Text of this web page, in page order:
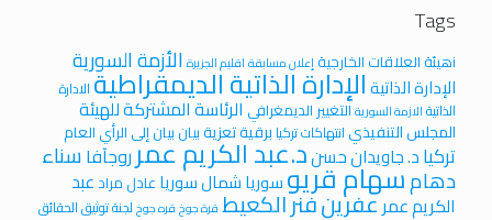
Tags
iهيئة العلاقات الخارجية إعلان مسابقة اقليم الجزيرة الأزمة السورية
الإدارة الذاتيةالإدارة الذاتية الديمقراطيةالادارة
الذاتية الازمة السوريةالتغيير الديمغرافي الرئاسة المشتركة للهيئة
المجلس التنفيذيانتهاكات تركيا برقية تعزيةبيان بيان إلى الرأي العام
تركياد. جاويدان حسند.عبد الكريم عمرروجآفاسناء
دهامسهام قريوسورياشمال سورياعادل مرادعبد
الكريم عمرعفرينفنر الكعيط قرة جوخ قره جوخ لجنة توثيق الحقائق